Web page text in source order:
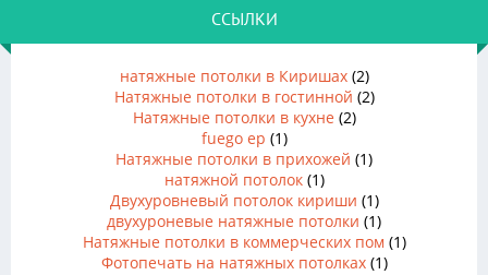
ССЫЛКИ
натяжные потолки в Киришах(2)
Натяжные потолки в гостинной (2)
Натяжные потолки в кухне (2)
fuego ep (1)
Натяжные потолки в прихожей (1)
натяжной потолок(1)
Двухуровневый потолок кириши (1)
двухуроневые натяжные потолки (1)
Натяжные потолки в коммерческих пом (1)
Фотопечать на натяжных потолках(1)